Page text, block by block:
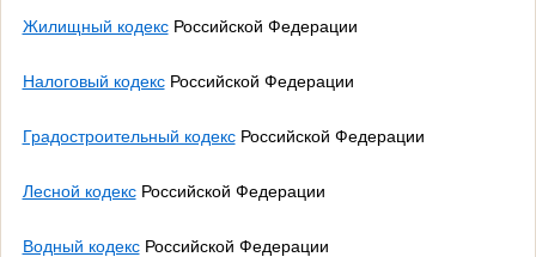
Жилищный кодексРоссийской Федерации
Налоговый кодексРоссийской Федерации
Градостроительный кодексРоссийской Федерации
Лесной кодексРоссийской Федерации
Водный кодексРоссийской Федерации